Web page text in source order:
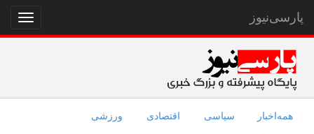
نمایش
منو
پارسی‌نیوز
همه‌اخبار سیاسی اقتصادی ورزشی